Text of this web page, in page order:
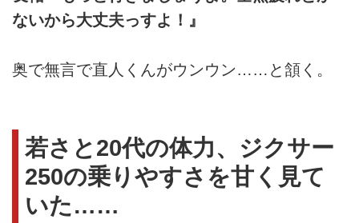
ないから大丈夫っすよ！』
奥で無言で直人くんがウンウン……と頷く。
若さと20代の体力、ジクサー
250の乗りやすさを甘く見て
いた……